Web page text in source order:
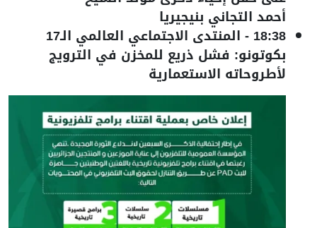
أحمد التجاني بنيجيريا
18:38
- المنتدى الاجتماعي العالمي الـ17
بكوتونو: فشل ذريع للمخزن في الترويج
لأطروحاته الاستعمارية